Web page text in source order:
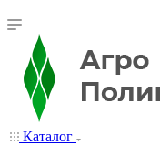
Каталог